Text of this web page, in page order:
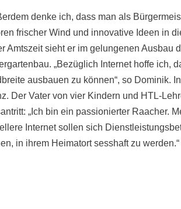
denke ich, dass man als
frischer Wind und innovative Ideen in
Amtszeit sieht er im gelungenen Ausbau
„Bezüglich Internet hoffe ich,
ausbauen zu können“, so Dominik.
Der Vater von vier Kindern und HTL-
„Ich bin ein passionierter Raacher.
Internet sollen sich
in ihrem Heimatort sesshaft zu werden.“